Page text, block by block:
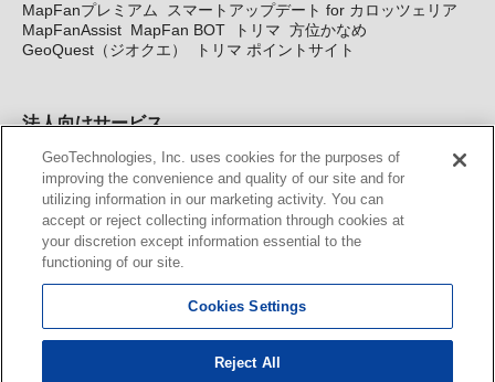
MapFanプレミアム
スマートアップデート for カロッツェリア
MapFanAssist MapFan BOT トリマ 方位かなめ
GeoQuest（ジオクエ）
トリマ ポイントサイト
法人向けサービス
法人向け地図・位置情報サービス WEBサイト・システム向け地
図API Windows PC向け地図開発キット MapFan DB 住所確認
サービス
MAP WORLD+ トリマ広告 Geo-Research
カーナビ地図更新サービス
MapFan スマートメンバーズ
KENWOOD MapFan Club
GeoTechnologies, Inc. uses cookies for the purposes of
improving the convenience and quality of our site and for
utilizing information in our marketing activity. You can
accept or reject collecting information through cookies at
your discretion except information essential to the
functioning of our site.
Cookies Settings
Reject All